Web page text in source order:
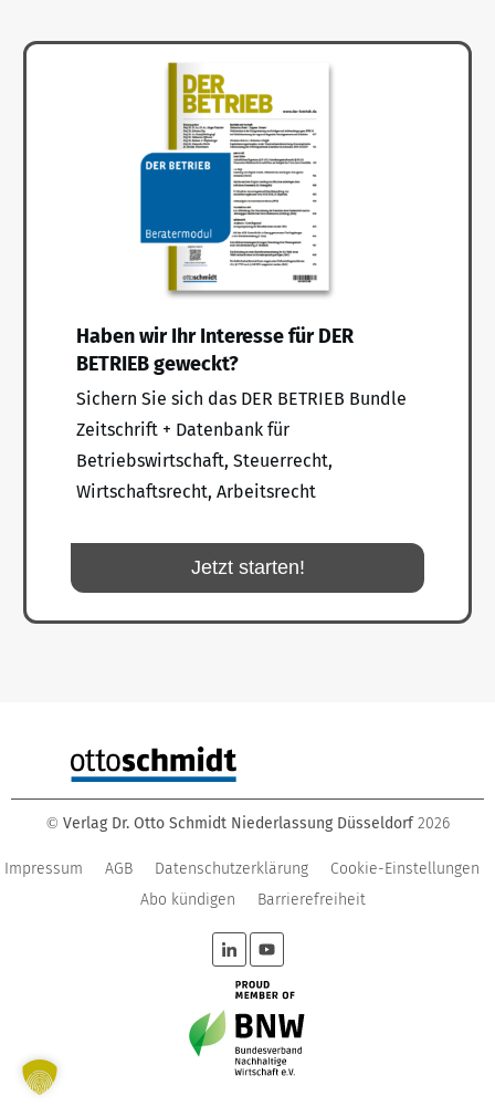
Haben wir Ihr Interesse für DER
BETRIEB geweckt?
Sichern Sie sich das DER BETRIEB Bundle
Zeitschrift + Datenbank für
Betriebswirtschaft, Steuerrecht,
Wirtschaftsrecht, Arbeitsrecht
Jetzt starten!
© Verlag Dr. Otto Schmidt Niederlassung Düsseldorf 2026
Impressum AGB Datenschutzerklärung
Cookie-Einstellungen
Abo kündigen
Barrierefreiheit